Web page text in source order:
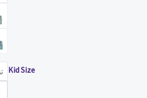
Kid Size
الخصر